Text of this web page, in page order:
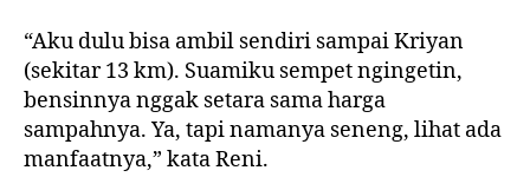
“Aku dulu bisa ambil sendiri sampai Kriyan
(sekitar 13 km). Suamiku sempet ngingetin,
bensinnya nggak setara sama harga
sampahnya. Ya, tapi namanya seneng, lihat ada
manfaatnya,” kata Reni.